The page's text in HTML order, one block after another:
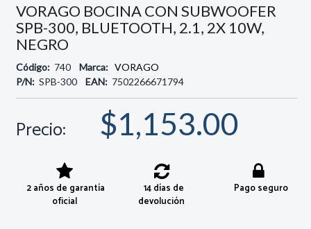
VORAGO BOCINA CON SUBWOOFER
SPB-300, BLUETOOTH, 2.1, 2X 10W,
NEGRO
Código: 740 Marca: VORAGO
P/N: SPB-300 EAN: 7502266671794
Precio: $1,153.00
2 años de garantía
oficial
14 días de
devolución
Pago seguro